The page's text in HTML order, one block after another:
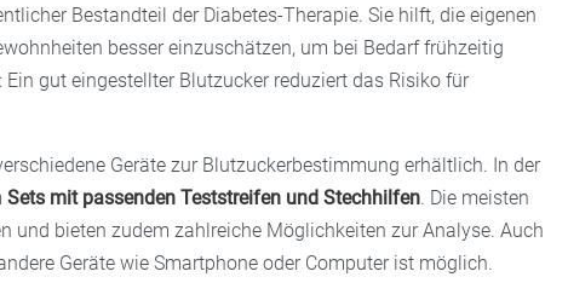
Bestandteil der Diabetes-Therapie. Sie hilft, die eigenen
besser einzuschätzen, um bei Bedarf frühzeitig
Ein gut eingestellter Blutzucker reduziert das Risiko für
Geräte zur Blutzuckerbestimmung erhältlich. In der
Sets mit passenden Teststreifen und Stechhilfen. Die meisten
und bieten zudem zahlreiche Möglichkeiten zur Analyse. Auch
Geräte wie Smartphone oder Computer ist möglich.